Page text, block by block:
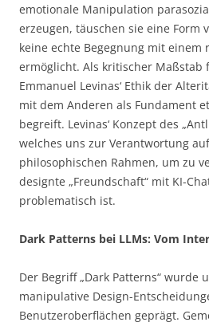
emotionale Manipulation
erzeugen, täuschen sie eine Form
keine echte Begegnung mit einem
ermöglicht. Als kritischer Maßstab
Emmanuel Levinas‘ Ethik der
mit dem Anderen als Fundament
begreift. Levinas‘ Konzept des
welches uns zur Verantwortung
philosophischen Rahmen, um zu
designte „Freundschaft“ mit KI-
problematisch ist.
Dark Patterns bei LLMs: Vom
Der Begriff „Dark Patterns“ wurde
manipulative Design-
Benutzeroberflächen geprägt.